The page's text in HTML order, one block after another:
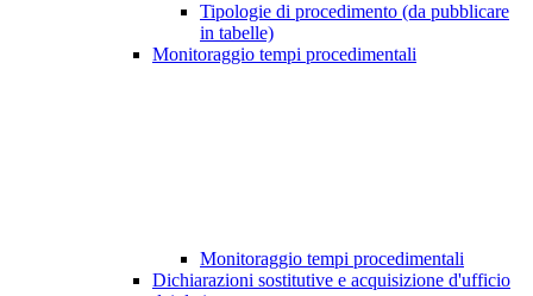
Tipologie di procedimento (da pubblicare
in tabelle)
Monitoraggio tempi procedimentali
Monitoraggio tempi procedimentali
Dichiarazioni sostitutive e acquisizione d'ufficio